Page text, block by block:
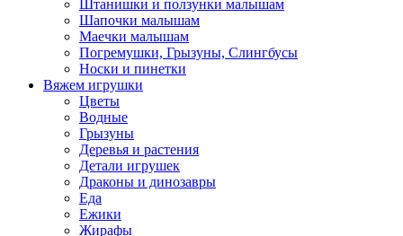
Штанишки и ползунки малышам
Шапочки малышам
Маечки малышам
Погремушки, Грызуны, Слингбусы
Носки и пинетки
Вяжем игрушки
Цветы
Водные
Грызуны
Деревья и растения
Детали игрушек
Драконы и динозавры
Еда
Ежики
Жирафы